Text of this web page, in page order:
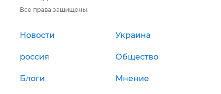
Все права защищены.
Новости Украина
россия Общество
Блоги Мнение